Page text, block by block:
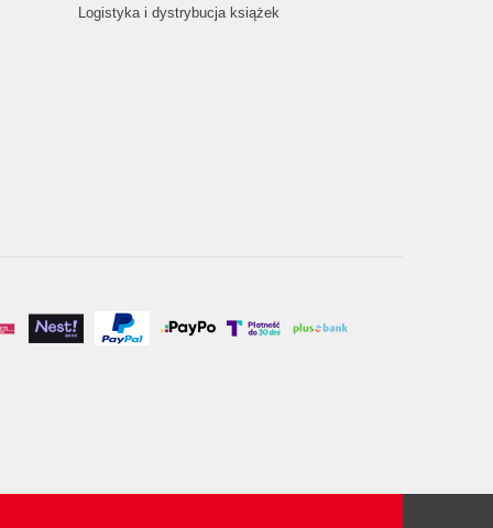
Logistyka i dystrybucja książek